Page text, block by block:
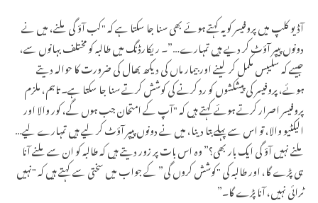
آڈیو کلپ میں پروفیسر کو یہ کہتے ہوئے بھی سنا جا سکتا ہے کہ "کب آؤ گی ملنے، میں نے
دونوں پیپر آؤٹ کر دیے ہیں تمہارے…”۔ ریکارڈنگ میں طالبہ کو مختلف بہانوں سے،
جیسے کہ سلیبس مکمل کر لینے اور بیمار ماں کی دیکھ بھال کی ضرورت کا حوالہ دیتے
ہوئے، پروفیسر کی پیشکشوں کو رد کرنے کی کوشش کرتے سنا جا سکتا ہے۔ تاہم، ملزم
پروفیسر اصرار کرتے ہوئے کہتے ہیں کہ "آپ کے امتحان جب ہوں گے، کور والا اور
الیکٹیو والا، تو اس سے پہلے بتا دینا، میں نے دونوں پیپر آؤٹ کر لیے ہیں تمہارے لیے…
ملنے نہیں آؤ گی ایک بار بھی؟” وہ اس بات پر زور دیتے ہیں کہ طالبہ کو ان سے ملنے آنا
ہی پڑے گا، اور طالبہ کی "کوشش کروں گی” کے جواب میں سختی سے کہتے ہیں کہ "نہیں
ٹرائی نہیں، آنا پڑے گا۔”